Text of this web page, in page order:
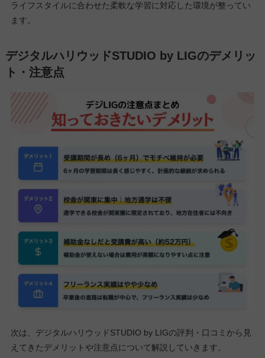
ライフスタイルに合わせた柔軟な学習に対応した環境が整ってい
ます。
デジタルハリウッドSTUDIO by LIGのデメリッ
ト・注意点
次は、デジタルハリウッドSTUDIO by LIGの評判・口コミから見
えてきたデメリットや注意点について解説していきます。